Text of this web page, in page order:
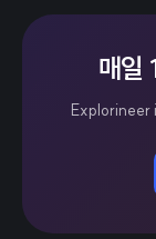
매일
Explorineer